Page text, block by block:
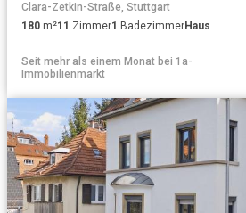
Clara-Zetkin-Straße, Stuttgart
180 m²11 Zimmer1 BadezimmerHaus
Seit mehr als einem Monat bei 1a-
Immobilienmarkt